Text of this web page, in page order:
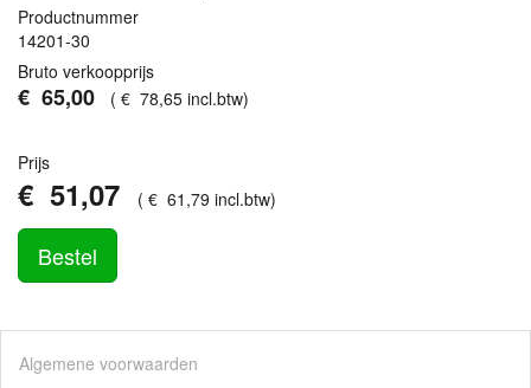
Productnummer
14201-30
Bruto verkoopprijs
€ 65,00 ( € 78,65 incl.btw)
Prijs
€ 51,07 ( € 61 ,79 incl.btw)
Bestel
Algemene voorwaarden